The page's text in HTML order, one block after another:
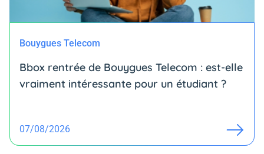
Bouygues Telecom
Bbox rentrée de Bouygues Telecom : est-elle
vraiment intéressante pour un étudiant ?
07/08/2026